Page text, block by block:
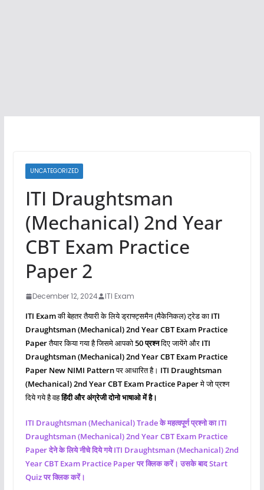
UNCATEGORIZED
ITI Draughtsman
(Mechanical) 2nd Year
CBT Exam Practice
Paper 2
December 12, 2024 ITI Exam
ITI Examकी बेहतर तैयारी के लिये ड्राफ्ट्समैन (मैकेनिकल) ट्रेड का ITI
Draughtsman (Mechanical)2nd Year CBT Exam Practice
Paperतैयार किया गया है जिसमे आपको50 प्रश्‍नदिए जायेंगे और ITI
Draughtsman (Mechanical)2nd Year CBT Exam Practice
Paper New NIMI Patternपर आधारित है। ITI Draughtsman
(Mechanical) 2nd Year CBT Exam Practice Paperमे जो प्रश्‍न
दिये गये है वहहिंदी और अंग्रेजी दोनो भाषाओ में है।
ITI Draughtsman (Mechanical)Trade के महत्वपूर्ण प्रश्नो का ITI
Draughtsman (Mechanical) 2nd Year CBT Exam Practice
Paper देने के लिये नीचे दिये गये ITI Draughtsman (Mechanical) 2nd
Year CBT Exam Practice Paper पर क्लिक करें। उसके बाद Start
Quiz पर क्लिक करें।